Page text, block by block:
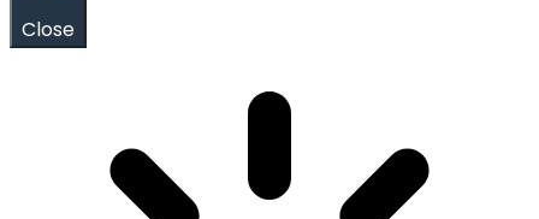
Close